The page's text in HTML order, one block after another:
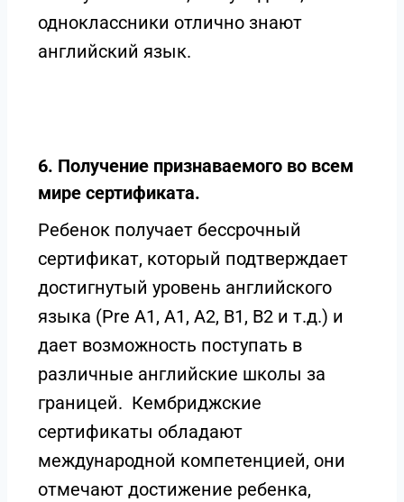
одноклассники отлично знают
английский язык.
6. Получение признаваемого во всем
мире сертификата.
Ребенок получает бессрочный
сертификат, который подтверждает
достигнутый уровень английского
языка (Pre A1, A1, A2, B1, B2 и т.д.) и
дает возможность поступать в
различные английские школы за
границей. Кембриджские
сертификаты обладают
международной компетенцией, они
отмечают достижение ребенка,